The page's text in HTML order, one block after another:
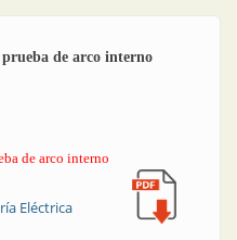
de arco interno
de arco interno
Eléctrica